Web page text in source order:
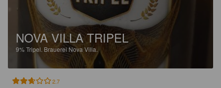
NOVA VILLA TRIPEL
9%Tripel. Brauerei Nova Villa.
2.7